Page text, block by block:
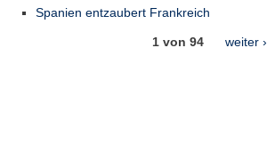
Spanien entzaubert Frankreich
1 von 94 weiter ›